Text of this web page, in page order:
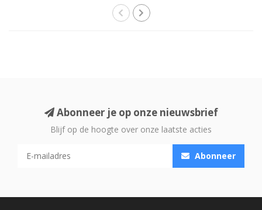
Abonneer je op onze nieuwsbrief
Blijf op de hoogte over onze laatste acties
Abonneer